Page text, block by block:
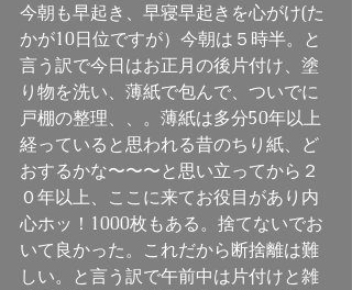
今朝も早起き、早寝早起きを心がけ(た
かが10日位ですが）今朝は５時半。と
言う訳で今日はお正月の後片付け、塗
り物を洗い、薄紙で包んで、ついでに
戸棚の整理、、。薄紙は多分50年以上
経っていると思われる昔のちり紙、ど
おするかな〜〜〜と思い立ってから２
０年以上、ここに来てお役目があり内
心ホッ！1000枚もある。捨てないでお
いて良かった。これだから断捨離は難
しい。と言う訳で午前中は片付けと雑